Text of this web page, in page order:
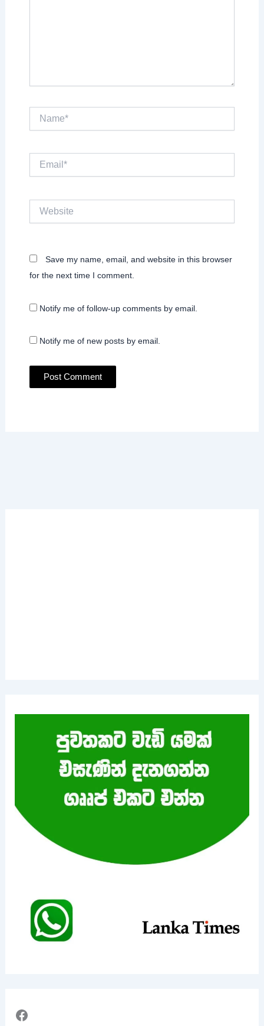
Email*
Save my name, email, and website in this browser
for the next time I comment.
Notify me of follow-up comments by email.
Notify me of new posts by email.